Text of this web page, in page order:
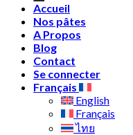
Accueil
Nos pâtes
A Propos
Blog
Contact
Se connecter
Français
English
Français
ไทย